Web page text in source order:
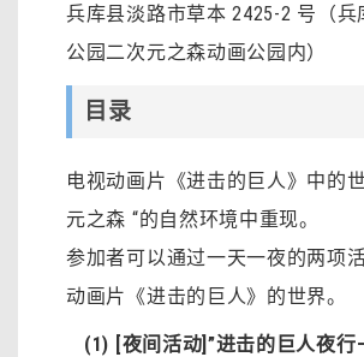
兵库县淡路市草本 2425-2 号（兵
公园二次元之森动画公园内）
目录
电视动画片《进击的巨人》中的
元之森 “的自然环境中重现。
参加者可以通过一天一夜的两项
动画片《进击的巨人》的世界。
(1) [夜间活动]”进击的巨人夜行